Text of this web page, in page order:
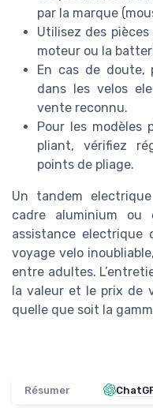
par la marque
Utilisez des
moteur ou la
En cas de doute,
dans les velos
vente reconnu.
Pour les modèles
pliant, vérifiez
points de pliage.
Un tandem
cadre aluminium
assistance electrique
voyage velo
entre adultes.
la valeur et le prix de
quelle que soit la
Résumer